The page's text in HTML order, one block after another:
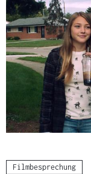
Kategorie:
Filmbesprechung